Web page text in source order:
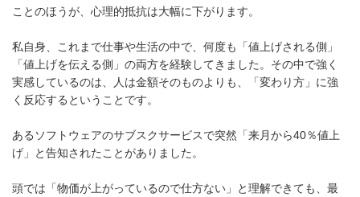
ことのほうが、心理的抵抗は大幅に下がります。
私自身、これまで仕事や生活の中で、何度も「値上げされる側」
「値上げを伝える側」の両方を経験してきました。その中で強く
実感しているのは、人は金額そのものよりも、「変わり方」に強
く反応するということです。
あるソフトウェアのサブスクサービスで突然「来月から40％値上
げ」と告知されたことがありました。
頭では「物価が上がっているので仕方ない」と理解できても、最